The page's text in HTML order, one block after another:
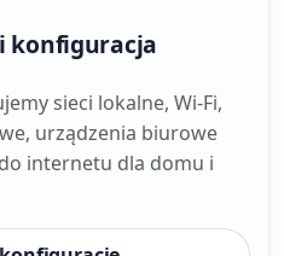
konfiguracja
sieci lokalne, Wi-Fi,
urządzenia biurowe
internetu dla domu i